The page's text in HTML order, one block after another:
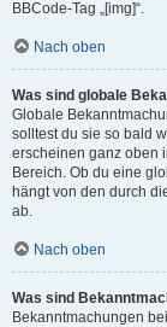
BBCode-Tag „[img]“.
Nach oben
Was sind globale
Globale
solltest du sie so bald
erscheinen ganz oben
Bereich. Ob du eine
hängt von den durch
ab.
Nach oben
Was sind
Bekanntmachungen